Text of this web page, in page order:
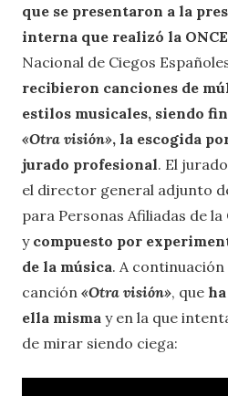
que se presentaron a la
interna que realizó la ONCE
Nacional de Ciegos
recibieron canciones de
estilos musicales, siendo
«Otra visión», la escogida
jurado profesional. El
el director general adjunto
para Personas Afiliadas de la
y compuesto por
de la música. A continuación
canción «Otra visión», que
ella misma y en la que
de mirar siendo ciega: